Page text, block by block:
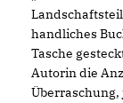
handliches
Tasche
Autorin die
Überraschung,